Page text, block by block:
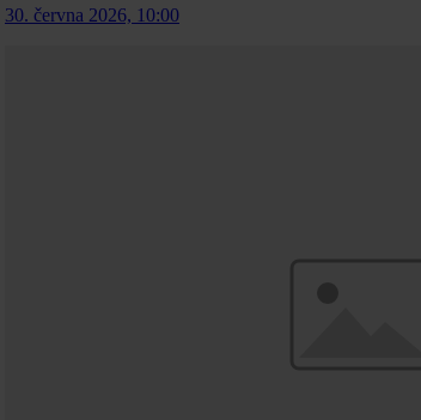
30. června 2026, 10:00